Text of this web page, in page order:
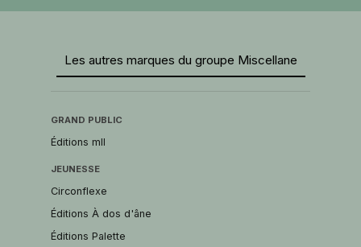
Les autres marques du groupe Miscellane
GRAND PUBLIC
Éditions mll
JEUNESSE
Circonflexe
Éditions À dos d'âne
Éditions Palette